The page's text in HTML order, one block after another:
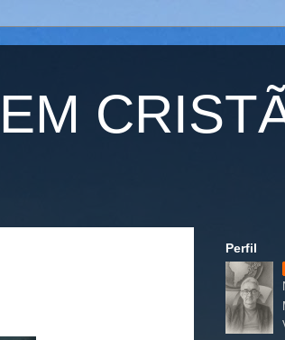
Perfil